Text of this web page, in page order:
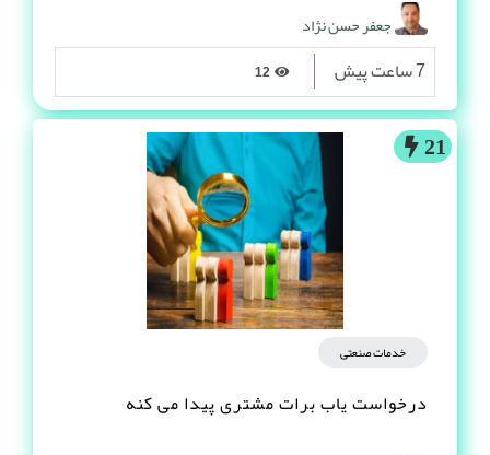
جعفر حسن نژاد
7 ساعت پیش
21
خدمات صنعتی
درخواست یاب برات مشتری پیدا می کنه